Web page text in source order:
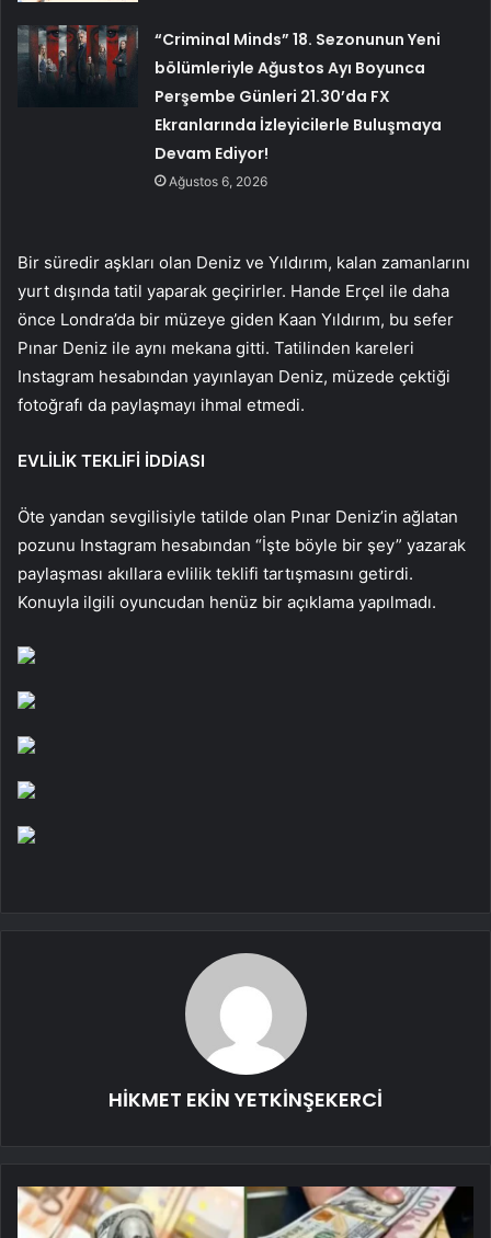
“Criminal Minds” 18. Sezonunun Yeni
bölümleriyle Ağustos Ayı Boyunca
Perşembe Günleri 21.30’da FX
Ekranlarında İzleyicilerle Buluşmaya
Devam Ediyor!
Ağustos 6, 2026
Bir süredir aşkları olan Deniz ve Yıldırım, kalan zamanlarını
yurt dışında tatil yaparak geçirirler. Hande Erçel ile daha
önce Londra’da bir müzeye giden Kaan Yıldırım, bu sefer
Pınar Deniz ile aynı mekana gitti. Tatilinden kareleri
Instagram hesabından yayınlayan Deniz, müzede çektiği
fotoğrafı da paylaşmayı ihmal etmedi.
EVLİLİK TEKLİFİ İDDİASI
Öte yandan sevgilisiyle tatilde olan Pınar Deniz’in ağlatan
pozunu Instagram hesabından “İşte böyle bir şey” yazarak
paylaşması akıllara evlilik teklifi tartışmasını getirdi.
Konuyla ilgili oyuncudan henüz bir açıklama yapılmadı.
HİKMET EKİN YETKİNŞEKERCİ